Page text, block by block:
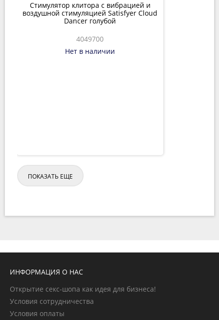
Стимулятор клитора с вибрацией и
воздушной стимуляцией Satisfyer Cloud
Dancer голубой
4049700
Нет в наличии
ПОКАЗАТЬ ЕЩЕ
ИНФОРМАЦИЯ О НАС
Открытие секс-шопа как идея для бизнеса!
Условия сотрудничества
Условия оплаты